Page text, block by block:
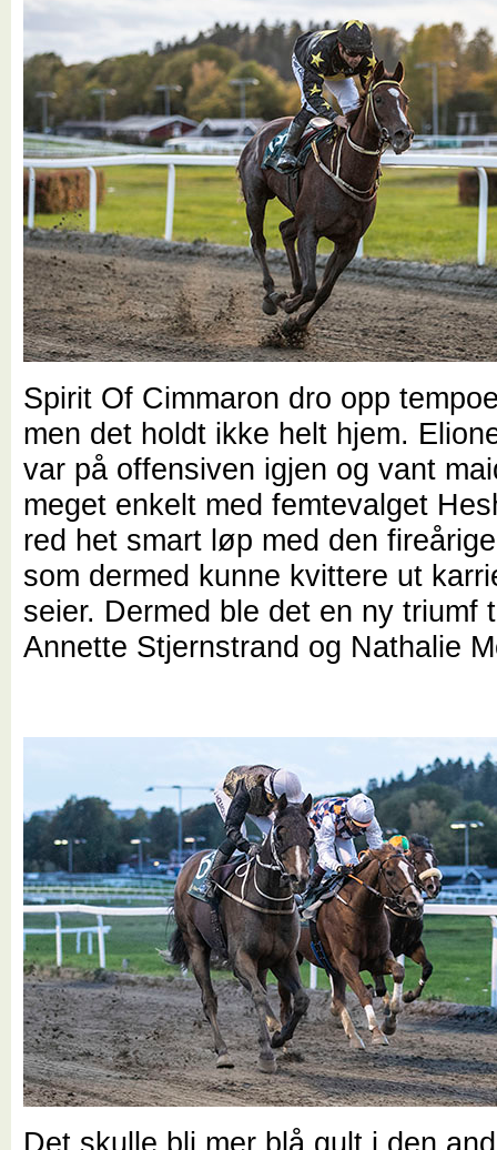
Spirit Of Cimmaron dro opp
men det holdt ikke helt hjem.
var på offensiven igjen og vant
meget enkelt med femtevalget
red het smart løp med den
som dermed kunne kvittere ut
seier. Dermed ble det en ny triumf
Annette Stjernstrand og Nathalie
Det skulle bli mer blå gult i den